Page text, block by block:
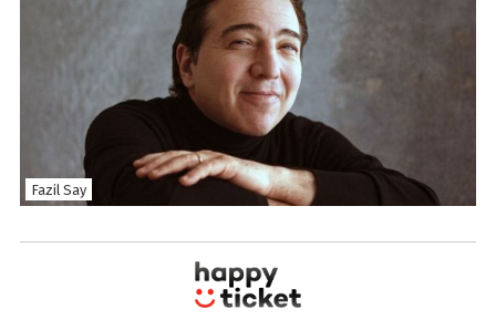
Fazil Say